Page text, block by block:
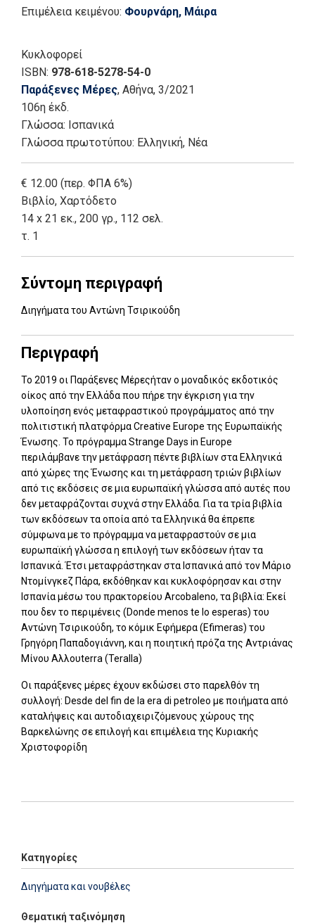
Επιμέλεια κειμένου: Φουρνάρη, Μάιρα
Κυκλοφορεί
ISBN: 978-618-5278-54-0
Παράξενες Μέρες, Αθήνα, 3/2021
106η έκδ.
Γλώσσα: Ισπανικά
Γλώσσα πρωτοτύπου: Ελληνική, Νέα
€ 12.00 (περ. ΦΠΑ 6%)
Βιβλίο, Χαρτόδετο
14 x 21 εκ., 200 γρ., 112 σελ.
τ. 1
Σύντομη περιγραφή
Διηγήματα του Αντώνη Τσιρικούδη
Περιγραφή
Το 2019 οι Παράξενες Μέρεςήταν ο μοναδικός εκδοτικός
οίκος από την Ελλάδα που πήρε την έγκριση για την
υλοποίηση ενός μεταφραστικού προγράμματος από την
πολιτιστική πλατφόρμα Creative Europe της Ευρωπαϊκής
Ένωσης. Το πρόγραμμα Strange Days in Europe
περιλάμβανε την μετάφραση πέντε βιβλίων στα Ελληνικά
από χώρες της Ένωσης και τη μετάφραση τριών βιβλίων
από τις εκδόσεις σε μια ευρωπαϊκή γλώσσα από αυτές που
δεν μεταφράζονται συχνά στην Ελλάδα. Για τα τρία βιβλία
των εκδόσεων τα οποία από τα Ελληνικά θα έπρεπε
σύμφωνα με το πρόγραμμα να μεταφραστούν σε μια
ευρωπαϊκή γλώσσα η επιλογή των εκδόσεων ήταν τα
Ισπανικά. Έτσι μεταφράστηκαν στα Ισπανικά από τον Μάριο
Ντομίνγκεζ Πάρα, εκδόθηκαν και κυκλοφόρησαν και στην
Ισπανία μέσω του πρακτορείου Arcobaleno, τα βιβλία: Εκεί
που δεν το περιμένεις (Donde menos te lo esperas) του
Αντώνη Τσιρικούδη, το κόμικ Εφήμερα (Efimeras) του
Γρηγόρη Παπαδογιάννη, και η ποιητική πρόζα της Αντριάνας
Μίνου Αλλουterra (Teralla)
Οι παράξενες μέρες έχουν εκδώσει στο παρελθόν τη
συλλογή: Desde del fin de la era di petroleo με ποιήματα από
καταλήψεις και αυτοδιαχειριζόμενους χώρους της
Βαρκελώνης σε επιλογή και επιμέλεια της Κυριακής
Χριστοφορίδη
Κατηγορίες
Διηγήματα και νουβέλες
Θεματική ταξινόμηση